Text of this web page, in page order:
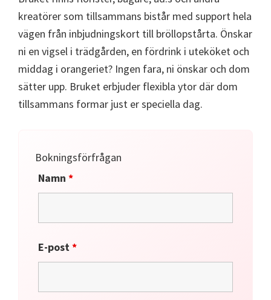
kreatörer som tillsammans bistår med support hela
vägen från inbjudningskort till bröllopstårta. Önskar
ni en vigsel i trädgården, en fördrink i uteköket och
middag i orangeriet? Ingen fara, ni önskar och dom
sätter upp. Bruket erbjuder flexibla ytor där dom
tillsammans formar just er speciella dag.
Bokningsförfrågan
Namn*
E-post*